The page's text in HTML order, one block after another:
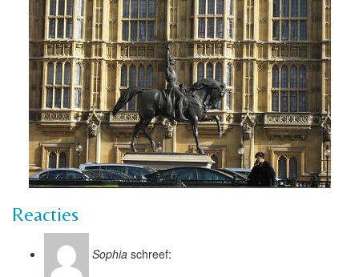
Reacties
Sophia schreef: